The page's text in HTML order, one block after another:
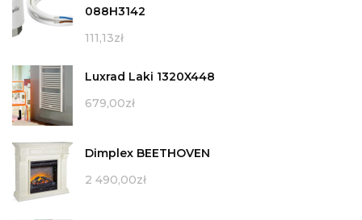
088H3142
111,13zł
Luxrad Laki 1320X448
679,00zł
Dimplex BEETHOVEN
2 490,00zł